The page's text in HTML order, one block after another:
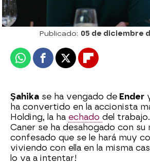
Publicado: 05 de diciembre
WhatsappFacebook
X Flipboard
Şahika se ha vengado de Ender
ha convertido en la accionista
Holding, la ha echado del
Caner se ha desahogado con su
confesado que se le hará muy
viviendo con ella en la misma
lo va a intentar!